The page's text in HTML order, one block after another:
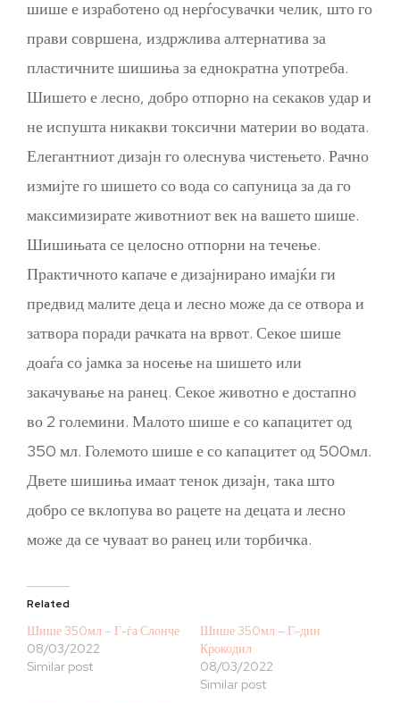
шише е изработено од нерѓосувачки челик, што го
прави совршена, издржлива алтернатива за
пластичните шишиња за еднократна употреба.
Шишето е лесно, добро отпорно на секаков удар и
не испушта никакви токсични материи во водата.
Елегантниот дизајн го олеснува чистењето. Рачно
измијте го шишето со вода со сапуница за да го
максимизирате животниот век на вашето шише.
Шишињата се целосно отпорни на течење.
Практичното капаче е дизајнирано имајќи ги
предвид малите деца и лесно може да се отвора и
затвора поради рачката на врвот. Секое шише
доаѓа со јамка за носење на шишето или
закачување на ранец. Секое животно е достапно
во 2 големини. Малото шише е со капацитет од
350 мл. Големото шише е со капацитет од 500мл.
Двете шишиња имаат тенок дизајн, така што
добро се вклопува во рацете на децата и лесно
може да се чуваат во ранец или торбичка.
Related
Шише 350мл – Г-ѓа Слонче
08/03/2022
Similar post
Шише 350мл – Г-дин
Крокодил
08/03/2022
Similar post